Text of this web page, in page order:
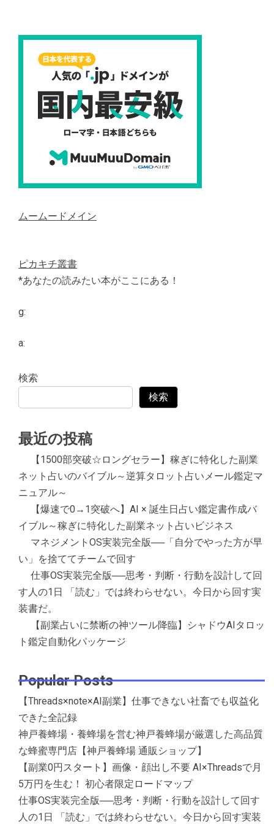
ムームードメイン
ピカキチ叢書
*あなたの読みたい本がここにある！
g:
a:
検索
検索
最近の投稿
【1500部突破☆ロングセラー】稼ぎに特化した副業
ネット占いのバイブル～逆算タロット占いメール鑑定マ
ニュアル～
【爆速で0→1突破へ】AI × 誕生日占い鑑定書作成バ
イブル～稼ぎに特化した副業ネット占いビジネス
マネジメントOS実装完全版──「自分でやった方が早
い」を捨ててチームで回す
仕事OS実装完全版──思考・判断・行動を設計して回
す人の1日 「読む」では終わらせない。今日から回す実
装書だ。
【副業占いに禁断の神ツール降臨】シャドウAIタロッ
ト鑑定自動化パッケージ
Popular Posts
【Threads×note×AI副業】仕事できない社畜でも収益化
できた全記録
神戸養蜂場・養蜂場を営む神戸養蜂場が厳選した高品質
な蜂蜜専門店【神戸養蜂場 通販ショップ】
【副業0円スタート】画像・顔出し不要 AI×Threadsで月
5万円を生む！ 初心者限定ロードマップ
仕事OS実装完全版──思考・判断・行動を設計して回す
人の1日 「読む」では終わらせない。今日から回す実装